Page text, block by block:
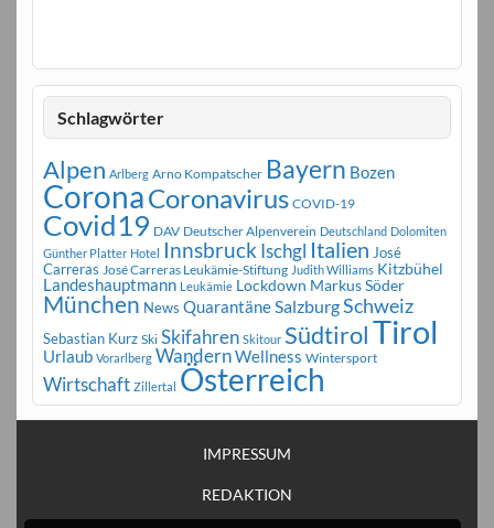
Schlagwörter
Alpen Arlberg Arno Kompatscher Bayern Bozen
CoronaCoronavirus COVID-19
Covid19 DAV Deutscher Alpenverein Deutschland Dolomiten
Günther Platter Hotel Innsbruck Ischgl Italien José
Carreras José Carreras Leukämie-Stiftung Judith Williams Kitzbühel
Landeshauptmann Leukämie Lockdown Markus Söder
München News Quarantäne SalzburgSchweiz
Sebastian Kurz Ski Skifahren Skitour SüdtirolTirol
Urlaub Vorarlberg WandernWellness Wintersport
Wirtschaft Zillertal Österreich
IMPRESSUM
REDAKTION